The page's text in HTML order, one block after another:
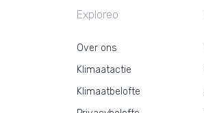
Exploreo
Over ons
Klimaatactie
Klimaatbelofte